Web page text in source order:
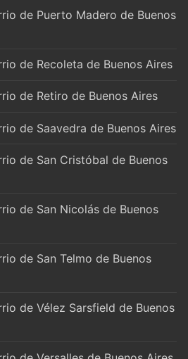
de Puerto Madero de Buenos
de Recoleta de Buenos Aires
de Retiro de Buenos Aires
de Saavedra de Buenos Aires
de San Cristóbal de Buenos
de San Nicolás de Buenos
de San Telmo de Buenos
de Vélez Sarsfield de Buenos